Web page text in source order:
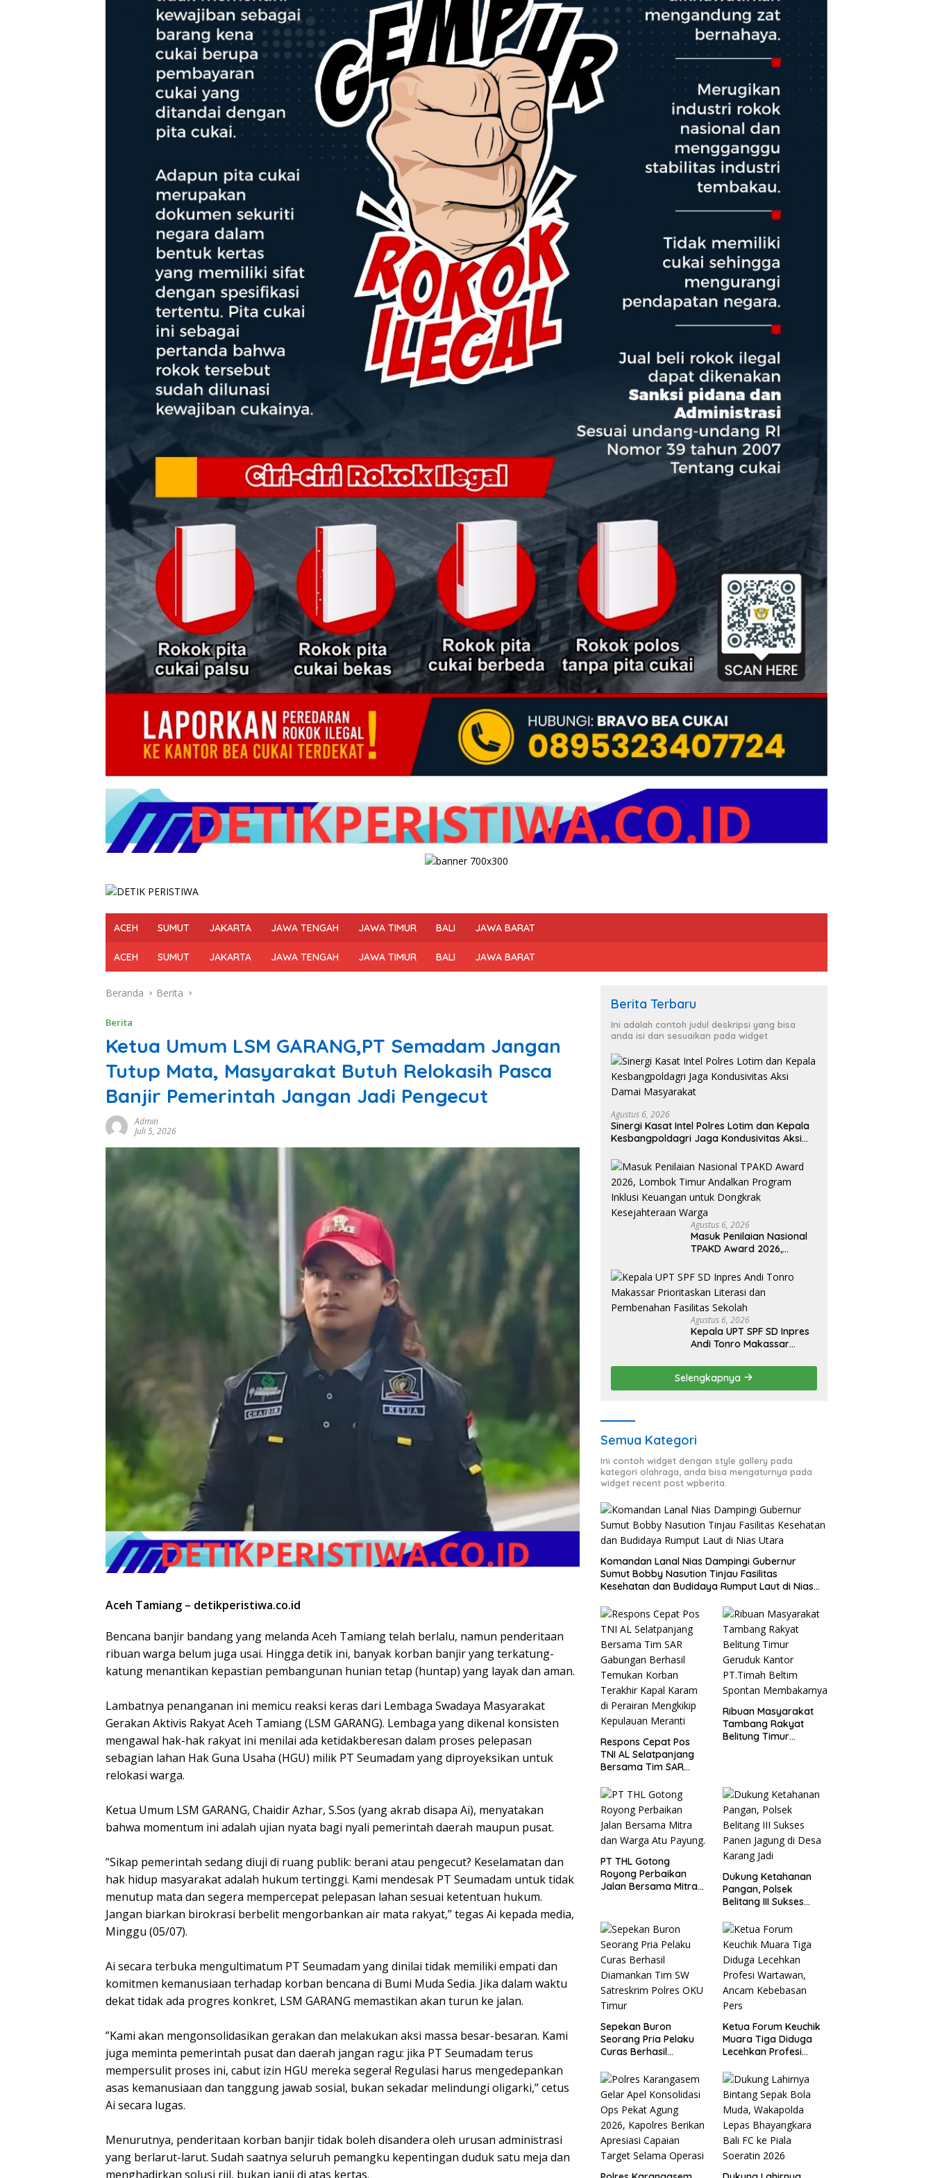
ACEH SUMUT JAKARTA JAWA TENGAH JAWA TIMUR BALI JAWA BARAT
ACEH SUMUT JAKARTA JAWA TENGAH JAWA TIMUR BALI JAWA BARAT
Beranda Berita
Berita
‎Ketua Umum LSM GARANG,PT Semadam Jangan
Tutup Mata, Masyarakat Butuh Relokasih Pasca
Banjir Pemerintah Jangan Jadi Pengecut
Admin
Juli 5, 2026
‎Aceh Tamiang – detikperistiwa.co.id
Bencana banjir bandang yang melanda Aceh Tamiang telah berlalu, namun penderitaan
ribuan warga belum juga usai. Hingga detik ini, banyak korban banjir yang terkatung-
katung menantikan kepastian pembangunan hunian tetap (huntap) yang layak dan aman.
‎Lambatnya penanganan ini memicu reaksi keras dari Lembaga Swadaya Masyarakat
Gerakan Aktivis Rakyat Aceh Tamiang (LSM GARANG). Lembaga yang dikenal konsisten
mengawal hak-hak rakyat ini menilai ada ketidakberesan dalam proses pelepasan
sebagian lahan Hak Guna Usaha (HGU) milik PT Seumadam yang diproyeksikan untuk
relokasi warga.
‎Ketua Umum LSM GARANG, Chaidir Azhar, S.Sos (yang akrab disapa Ai), menyatakan
bahwa momentum ini adalah ujian nyata bagi nyali pemerintah daerah maupun pusat.
‎”Sikap pemerintah sedang diuji di ruang publik: berani atau pengecut? Keselamatan dan
hak hidup masyarakat adalah hukum tertinggi. Kami mendesak PT Seumadam untuk tidak
menutup mata dan segera mempercepat pelepasan lahan sesuai ketentuan hukum.
Jangan biarkan birokrasi berbelit mengorbankan air mata rakyat,” tegas Ai kepada media,
Minggu (05/07).
‎Ai secara terbuka mengultimatum PT Seumadam yang dinilai tidak memiliki empati dan
komitmen kemanusiaan terhadap korban bencana di Bumi Muda Sedia. Jika dalam waktu
dekat tidak ada progres konkret, LSM GARANG memastikan akan turun ke jalan.
‎”Kami akan mengonsolidasikan gerakan dan melakukan aksi massa besar-besaran. Kami
juga meminta pemerintah pusat dan daerah jangan ragu: jika PT Seumadam terus
mempersulit proses ini, cabut izin HGU mereka segera! Regulasi harus mengedepankan
asas kemanusiaan dan tanggung jawab sosial, bukan sekadar melindungi oligarki,” cetus
Ai secara lugas.
‎Menurutnya, penderitaan korban banjir tidak boleh disandera oleh urusan administrasi
yang berlarut-larut. Sudah saatnya seluruh pemangku kepentingan duduk satu meja dan
menghadirkan solusi riil, bukan janji di atas kertas.
Berita Terbaru
Ini adalah contoh judul deskripsi yang bisa
anda isi dan sesuaikan pada widget
Agustus 6, 2026
Sinergi Kasat Intel Polres Lotim dan Kepala
Kesbangpoldagri Jaga Kondusivitas Aksi
Agustus 6, 2026
Masuk Penilaian Nasional
TPAKD Award 2026,
Program Inklusi Keuangan
untuk Dongkrak
Kesejahteraan Warga
Agustus 6, 2026
Kepala UPT SPF SD Inpres
Andi Tonro Makassar
Pembenahan Fasilitas
Sekolah
Selengkapnya
Semua Kategori
Ini contoh widget dengan style gallery pada
kategori olahraga, anda bisa mengaturnya pada
widget recent post wpberita.
Komandan Lanal Nias Dampingi Gubernur
Sumut Bobby Nasution Tinjau Fasilitas
Kesehatan dan Budidaya Rumput Laut di Nias
Respons Cepat Pos
TNI AL Selatpanjang
Bersama Tim SAR
Temukan Korban
Terakhir Kapal Karam
di Perairan Mengkikip
Kepulauan Meranti
Ribuan Masyarakat
Tambang Rakyat
Belitung Timur
Membakarnya
PT THL Gotong
Royong Perbaikan
Jalan Bersama Mitra
Dukung Ketahanan
Pangan, Polsek
Belitang III Sukses
Karang Jadi
Sepekan Buron
Seorang Pria Pelaku
Curas Berhasil
Satreskrim Polres OKU
Timur
Ketua Forum Keuchik
Muara Tiga Diduga
Lecehkan Profesi
Kebebasan Pers